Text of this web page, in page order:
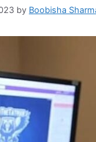
by Boobisha